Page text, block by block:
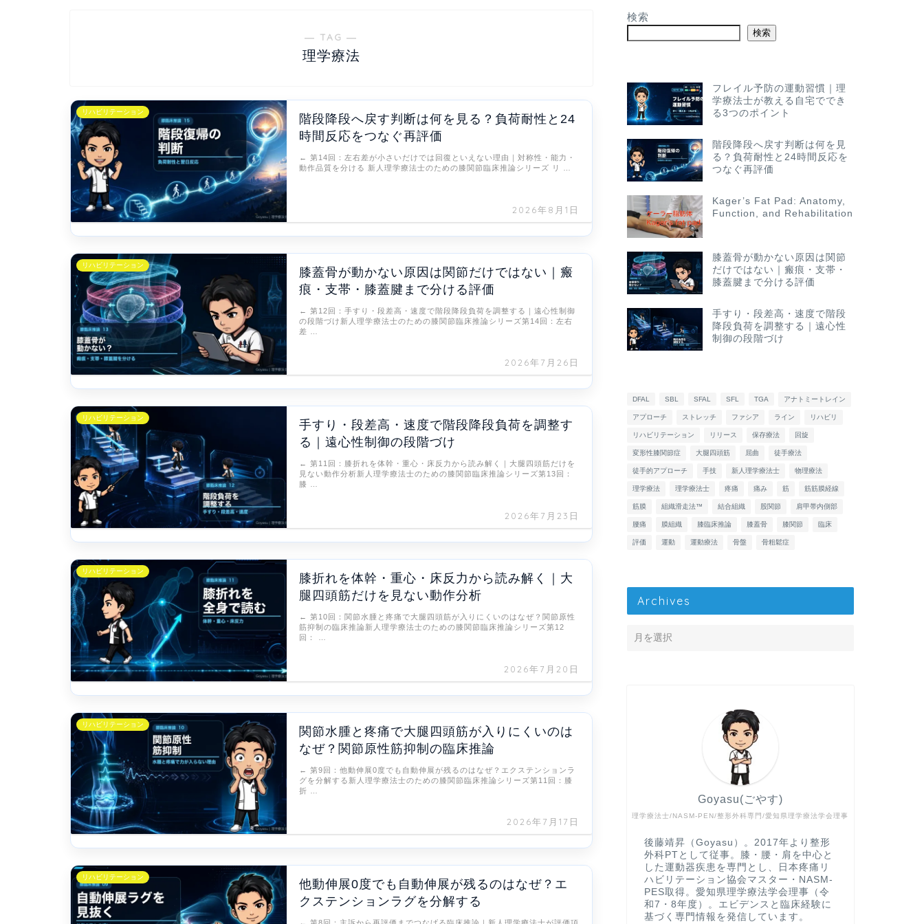
― TAG ―
理学療法
リハビリテーション
階段降段へ戻す判断は何を見る？負荷耐性と24
時間反応をつなぐ再評価
2026年8月1日
← 第14回：左右差が小さいだけでは回復といえない理由｜対称性・能力・
動作品質を分ける 新人理学療法士のための膝関節臨床推論シリーズ リ …
リハビリテーション
膝蓋骨が動かない原因は関節だけではない｜瘢
痕・支帯・膝蓋腱まで分ける評価
2026年7月26日
← 第12回：手すり・段差高・速度で階段降段負荷を調整する｜遠心性制御
の段階づけ新人理学療法士のための膝関節臨床推論シリーズ第14回：左右
差 …
リハビリテーション
手すり・段差高・速度で階段降段負荷を調整す
る｜遠心性制御の段階づけ
2026年7月23日
← 第11回：膝折れを体幹・重心・床反力から読み解く｜大腿四頭筋だけを
見ない動作分析新人理学療法士のための膝関節臨床推論シリーズ第13回：
膝 …
リハビリテーション
膝折れを体幹・重心・床反力から読み解く｜大
腿四頭筋だけを見ない動作分析
2026年7月20日
← 第10回：関節水腫と疼痛で大腿四頭筋が入りにくいのはなぜ？関節原性
筋抑制の臨床推論新人理学療法士のための膝関節臨床推論シリーズ第12
回： …
リハビリテーション
関節水腫と疼痛で大腿四頭筋が入りにくいのは
なぜ？関節原性筋抑制の臨床推論
2026年7月17日
← 第9回：他動伸展0度でも自動伸展が残るのはなぜ？エクステンションラ
グを分解する新人理学療法士のための膝関節臨床推論シリーズ第11回：膝
折 …
リハビリテーション
他動伸展0度でも自動伸展が残るのはなぜ？エ
クステンションラグを分解する
検索
検索
フレイル予防の運動習慣｜理
学療法士が教える自宅ででき
る3つのポイント
階段降段へ戻す判断は何を見
る？負荷耐性と24時間反応を
つなぐ再評価
Kager’s Fat Pad: Anatomy,
Function, and Rehabilitation
膝蓋骨が動かない原因は関節
だけではない｜瘢痕・支帯・
膝蓋腱まで分ける評価
手すり・段差高・速度で階段
降段負荷を調整する｜遠心性
制御の段階づけ
DFAL SBL SFAL SFL TGA アナトミートレイン
アプローチ ストレッチ ファシア ライン リハビリ
リハビリテーション リリース 保存療法 回旋
変形性膝関節症 大腿四頭筋 屈曲 徒手療法
徒手的アプローチ 手技 新人理学療法士 物理療法
理学療法 理学療法士 疼痛 痛み 筋 筋筋膜経線
筋膜 組織滑走法™ 結合組織 股関節 肩甲帯内側部
腰痛 膜組織 膝臨床推論 膝蓋骨 膝関節 臨床
評価 運動 運動療法 骨盤 骨粗鬆症
Archives
理学療法士/NASM-PEN/整形外科専門/愛知県理学療法学会理事
Goyasu(ごやす)
後藤靖昇（Goyasu）。2017年より整形
外科PTとして従事。膝・腰・肩を中心と
した運動器疾患を専門とし、日本疼痛リ
ハビリテーション協会マスター・NASM-
PES取得。愛知県理学療法学会理事（令
和7・8年度）。エビデンスと臨床経験に
基づく専門情報を発信しています。